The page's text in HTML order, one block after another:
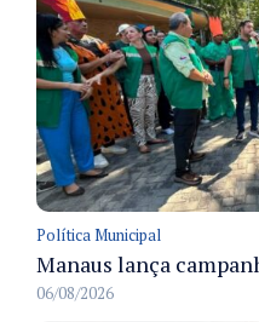
Política Municipal
06/08/2026